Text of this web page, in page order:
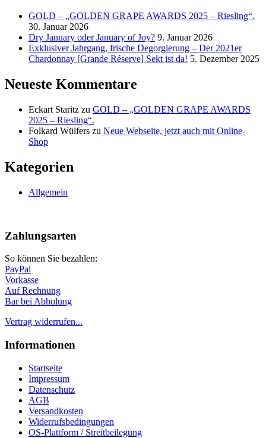
GOLD – „GOLDEN GRAPE AWARDS 2025 – Riesling“.
30. Januar 2026
Dry January oder January of Joy? 9. Januar 2026
Exklusiver Jahrgang, frische Degorgierung – Der 2021er
Chardonnay [Grande Réserve] Sekt ist da! 5. Dezember 2025
Neueste Kommentare
Eckart Staritz zu GOLD – „GOLDEN GRAPE AWARDS
2025 – Riesling“.
Folkard Wülfers zu Neue Webseite, jetzt auch mit Online-
Shop
Kategorien
Allgemein
oben
Zahlungsarten
So können Sie bezahlen:
PayPal
Vorkasse
Auf Rechnung
Bar bei Abholung
Vertrag widerrufen...
Informationen
Startseite
Impressum
Datenschutz
AGB
Versandkosten
Widerrufsbedingungen
OS-Plattform / Streitbeilegung